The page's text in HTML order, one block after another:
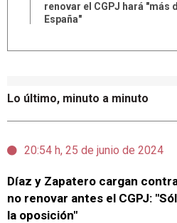
Lo último, minuto a minuto
20:54 h, 25 de junio de 2024
Díaz y Zapatero cargan
no renovar antes el CGPJ:
la oposición"
renovar el CGPJ hará
España"